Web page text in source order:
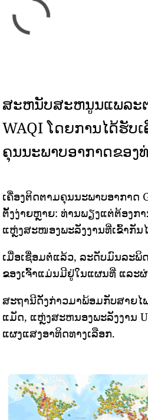
ສະຫນັບສະຫນູນແພລະ
WAQI ໂດຍການໄດ້ຮັບ
ຄຸນນະພາບອາກາດຂອງ
ເຄື່ອງຕິດຕາມຄຸນນະພາບອາກາດ
ຕັ້ງງ່າຍຫຼາຍ: ທ່ານພຽງແຕ່ຕ້ອງກ
ແຫຼ່ງສະໜອງພະລັງງານທີ່ເຂົ້າກັນ
ເມື່ອເຊື່ອມຕໍ່ແລ້ວ, ລະດັບມົນລະພິ
ຂອງເຈົ້າແມ່ນມີຢູ່ໃນແຜນທີ່ ແລະ
ສະຖານີດັ່ງກ່າວມາພ້ອມກັບສາຍໄ
ແມັດ, ແຫຼ່ງສະຫນອງພະລັງງານ
ແຜງແສງອາທິດທາງເລືອກ.